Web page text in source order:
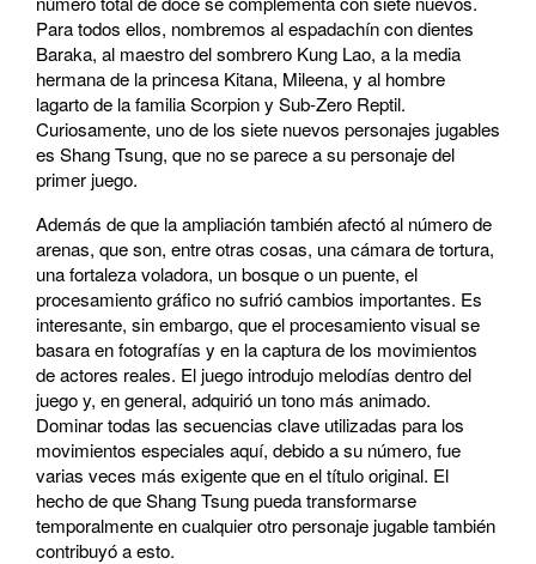
Para todos ellos, nombremos al espadachín con dientes
Baraka, al maestro del sombrero Kung Lao, a la media
hermana de la princesa Kitana, Mileena, y al hombre
lagarto de la familia Scorpion y Sub-Zero Reptil.
Curiosamente, uno de los siete nuevos personajes jugables
es Shang Tsung, que no se parece a su personaje del
primer juego.
Además de que la ampliación también afectó al número de
arenas, que son, entre otras cosas, una cámara de tortura,
una fortaleza voladora, un bosque o un puente, el
procesamiento gráfico no sufrió cambios importantes. Es
interesante, sin embargo, que el procesamiento visual se
basara en fotografías y en la captura de los movimientos
de actores reales. El juego introdujo melodías dentro del
juego y, en general, adquirió un tono más animado.
Dominar todas las secuencias clave utilizadas para los
movimientos especiales aquí, debido a su número, fue
varias veces más exigente que en el título original. El
hecho de que Shang Tsung pueda transformarse
temporalmente en cualquier otro personaje jugable también
contribuyó a esto.